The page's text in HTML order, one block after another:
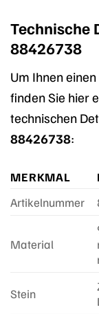
Technische
88426738
Um Ihnen
finden Sie hier
technischen
88426738:
MERKMAL
Artikelnummer
Material
Stein